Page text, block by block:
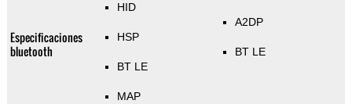
Especificaciones
bluetooth
HID
HSP
BT LE
MAP
A2DP
BT LE